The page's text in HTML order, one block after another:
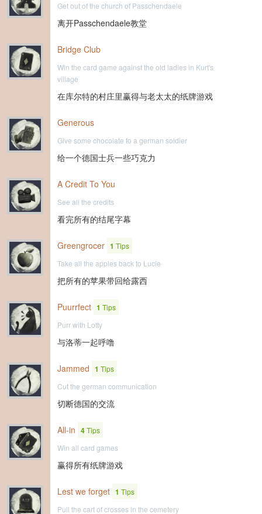
Get out of the church of Passchendaele
离开Passchendaele教堂
Bridge Club
Win the card game against the old ladies in Kurt's
village
在库尔特的村庄里赢得与老太太的纸牌游戏
Generous
Give some chocolate to a german soldier
给一个德国士兵一些巧克力
A Credit To You
See all the credits
看完所有的结尾字幕
Greengrocer 1 Tips
Take all the apples back to Lucie
把所有的苹果带回给露西
Puurrfect 1 Tips
Purr with Lotty
与洛蒂一起呼噜
Jammed 1 Tips
Cut the german communication
切断德国的交流
All-in 4Tips
Win all card games
赢得所有纸牌游戏
Lest we forget 1 Tips
Pull the cart of crosses in the cemetery